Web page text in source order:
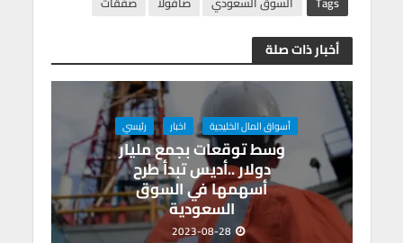
e
b
o
tt
er
ail
at
A
p
p
ke
n
gr
m
ar
أخبار ذات صلة
أسواق المال الخليجية اخبار رئيسي
وسط توقعات بجمع مليار
دولار ..أديس تبدأ طرح
أسهمها في السوق
السعودية
2023-08-28